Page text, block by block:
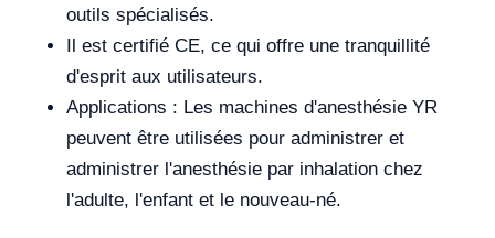
outils spécialisés.
Il est certifié CE, ce qui offre une tranquillité
d'esprit aux utilisateurs.
Applications : Les machines d'anesthésie YR
peuvent être utilisées pour administrer et
administrer l'anesthésie par inhalation chez
l'adulte, l'enfant et le nouveau-né.